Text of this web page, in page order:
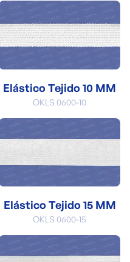
Elástico Tejido 10 MM
OKLS 0600-10
Elástico Tejido 15 MM
OKLS 0600-15